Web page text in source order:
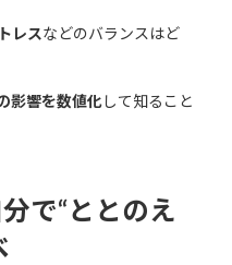
レスなどのバランスはど
影響を数値化して知ること
で“ととのえ